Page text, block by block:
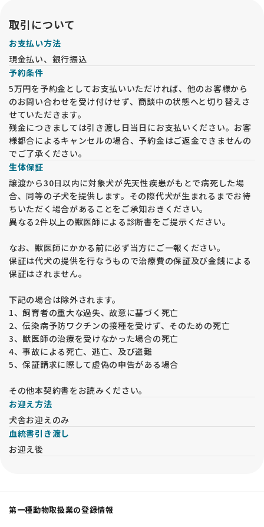
取引について
お支払い方法
現金払い、銀行振込
予約条件
5万円を予約金としてお支払いいただければ、他のお客様から
のお問い合わせを受け付けせず、商談中の状態へと切り替えさ
せていただきます。
残金につきましては引き渡し日当日にお支払いください。お客
様都合によるキャンセルの場合、予約金はご返金できませんの
でご了承ください。
生体保証
譲渡から30日以内に対象犬が先天性疾患がもとで病死した場
合、同等の子犬を提供します。その際代犬が生まれるまでお待
ちいただく場合があることをご承知おきください。
異なる2件以上の獣医師による診断書をご提示ください。
なお、獣医師にかかる前に必ず当方にご一報ください。
保証は代犬の提供を行なうもので治療費の保証及び金銭による
保証はされません。
下記の場合は除外されます。
1、飼育者の重大な過失、故意に基づく死亡
2、伝染病予防ワクチンの接種を受けず、そのための死亡
3、獣医師の治療を受けなかった場合の死亡
4、事故による死亡、逃亡、及び盗難
5、保証請求に際して虚偽の申告がある場合
その他本契約書をお読みください。
お迎え方法
犬舎お迎えのみ
血統書引き渡し
お迎え後
第一種動物取扱業の登録情報